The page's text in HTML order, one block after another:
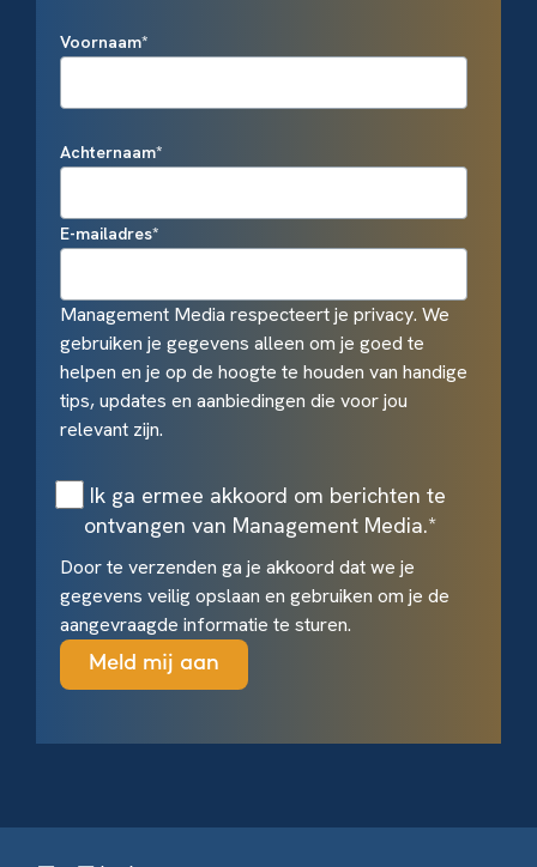
Voornaam*
Achternaam*
E-mailadres*
Management Media respecteert je privacy. We
gebruiken je gegevens alleen om je goed te
helpen en je op de hoogte te houden van handige
tips, updates en aanbiedingen die voor jou
relevant zijn.
Ik ga ermee akkoord om berichten te
ontvangen van Management Media.*
Door te verzenden ga je akkoord dat we je
gegevens veilig opslaan en gebruiken om je de
aangevraagde informatie te sturen.